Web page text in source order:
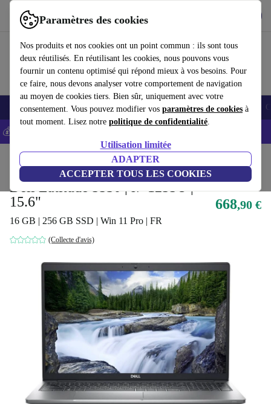
Paramètres des cookies
Nos produits et nos cookies ont un point commun : ils sont tous
deux réutilisés. En réutilisant les cookies, nous pouvons vous
fournir un contenu optimisé qui répond mieux à vos besoins. Pour
ce faire, nous devons analyser votre comportement de navigation
au moyen de cookies tiers. Bien sûr, uniquement avec votre
consentement. Vous pouvez modifier vos paramètres de cookies à
tout moment. Lisez notre politique de confidentialité.
Utilisation limitée
ADAPTER
ACCEPTER TOUS LES COOKIES
Utilisez refurbed rapidement et facilement
Smartphones Laptops Tablettes Montres connectées Accessoires
💰-5% EXTRA sur les iPhones – Code: IPHONEDEAL -
Ordinateurs portables Ordinateurs portables Dell
Dell Latitude 5530 | i7-1255U |
15.6"
16 GB | 256 GB SSD | Win 11 Pro | FR
(Collecte d'avis)
668,90 €